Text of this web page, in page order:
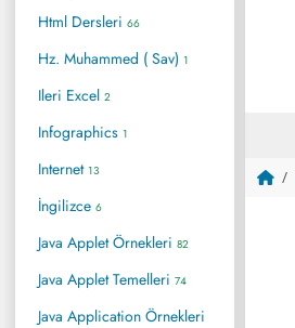
Html Dersleri 66
Hz. Muhammed ( Sav) 1
Ileri Excel 2
Infographics 1
Internet 13
İngilizce 6
Java Applet Örnekleri 82
Java Applet Temelleri 74
Java Application Örnekleri